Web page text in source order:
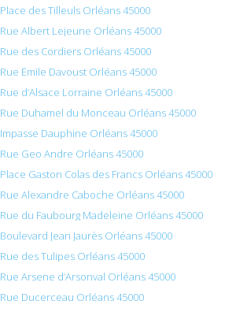
des Tilleuls Orléans 45000
Albert Lejeune Orléans 45000
des Cordiers Orléans 45000
Émile Davoust Orléans 45000
d’Alsace Lorraine Orléans 45000
Duhamel du Monceau Orléans 45000
Dauphine Orléans 45000
Geo Andre Orléans 45000
Gaston Colas des Francs Orléans 45000
Alexandre Caboche Orléans 45000
du Faubourg Madeleine Orléans 45000
Jean Jaurès Orléans 45000
des Tulipes Orléans 45000
Arsene d’Arsonval Orléans 45000
Ducerceau Orléans 45000